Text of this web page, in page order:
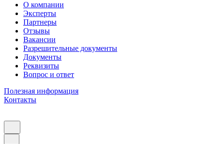
О компании
Эксперты
Партнеры
Отзывы
Вакансии
Разрешительные документы
Документы
Реквизиты
Вопрос и ответ
Полезная информация
Контакты